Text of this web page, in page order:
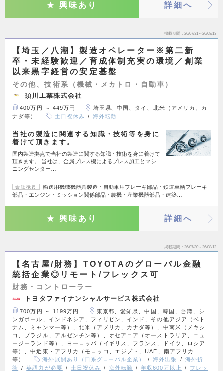
興味あり 詳細へ
掲載期間 26/07/31～26/08/13
【埼玉／八潮】製造オペレーター※第二新
卒・未経験歓迎／育成体制充実の環境／創業
以来黒字経営の安定基盤
その他、技術系（機械・メカトロ・自動車）
須川工業株式会社
400万円 ～ 449万円
埼玉県、中国、タイ、北米（アメリカ、カ
ナダ等）
土日祝休み 海外転勤
当社の製造に関連する知識・技術等を身に
着けて頂きます。
国内製造拠点で当社の製造に関する知識・技術を身に着けて
頂きます。 当社は、金属プレス機によるプレス加工とマシ
ニングセンター…
会社概要
輸送用機械機器具製造・自動車用ブレーキ部品・鉄道車輌ブレーキ
部品・エンジン・ミッション関係部品・農機・産業機器部品・建築…
興味あり 詳細へ
掲載期間 26/07/30～26/08/12
【名古屋/財務】TOYOTAのグローバル金融
統括企業◎リモート/フレックス可
財務・コントローラー
トヨタファイナンシャルサービス株式会社
700万円 ～ 1199万円
東京都、愛知県、中国、韓国、台湾、シ
ンガポール、インドネシア、フィリピン、インド、その他アジア（ベト
ナム、ミャンマー等）、北米（アメリカ、カナダ等）、中南米（メキシ
コ、ブラジル、アルゼンチン等）、オセアニア（オーストラリア、ニュ
ージーランド等）、ヨーロッパ（イギリス、フランス、ドイツ、ロシア
等）、中近東・アフリカ（モロッコ、エジプト、UAE、南アフリカ
等）
海外展開あり（日系グローバル企業） 海外出張
海外折
衝
英語力が必要 土日祝休み 海外転勤 年収600万以上
フレッ